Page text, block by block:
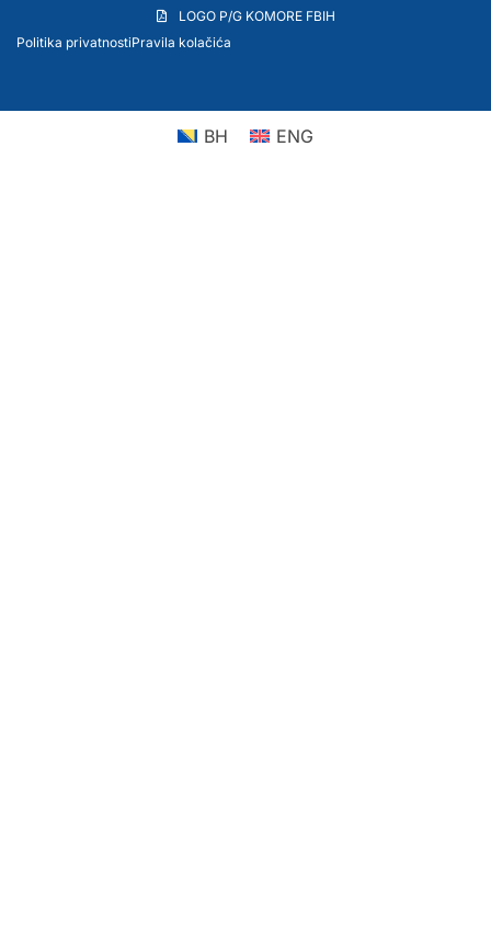
LOGO P/G KOMORE FBIH
Politika privatnostiPravila kolačića
BH ENG